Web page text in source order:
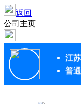
返回
公司主页
江
普